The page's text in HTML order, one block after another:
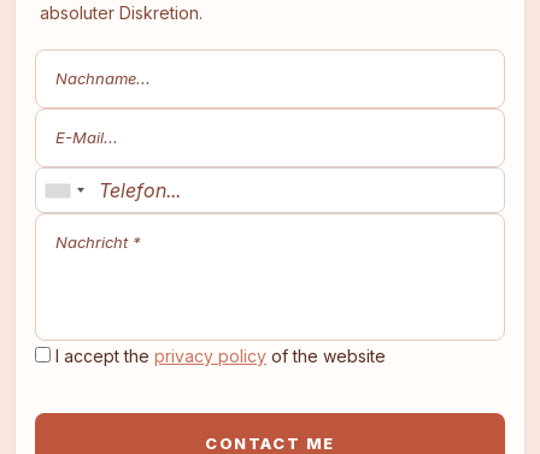
absoluter Diskretion.
I accept the privacy policy of the website
CONTACT ME